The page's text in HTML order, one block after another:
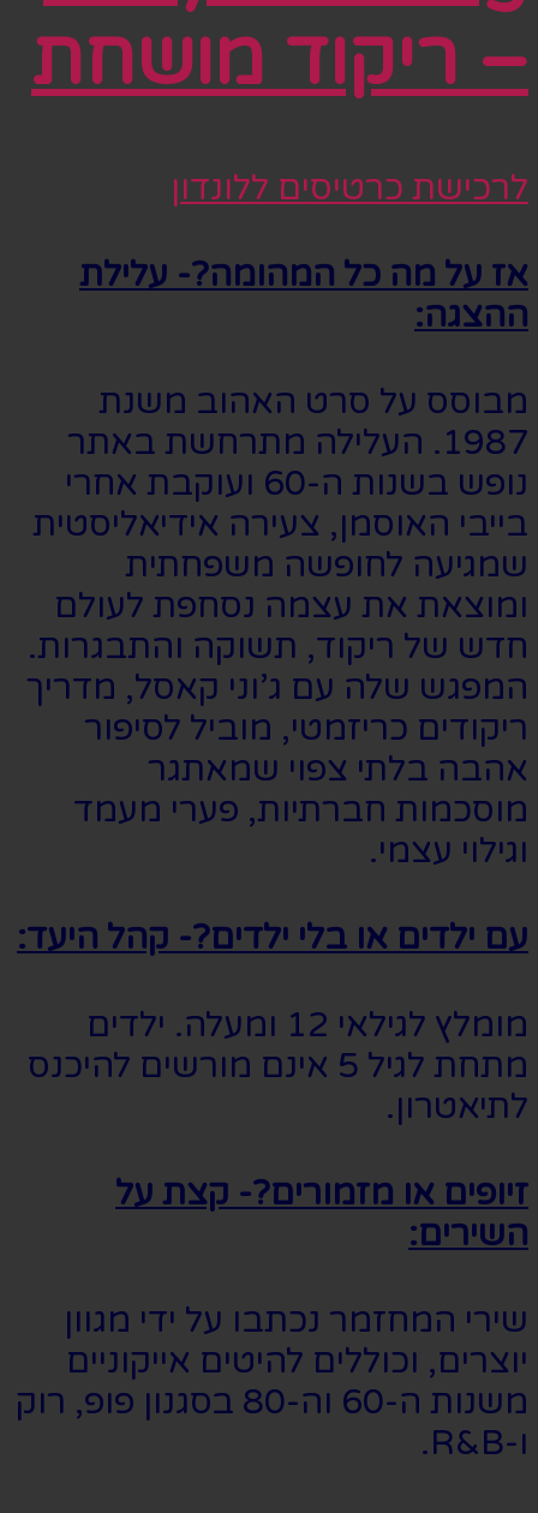
– ריקוד מושחת
לרכישת כרטיסים ללונדון
אז על מה כל המהומה?- עלילת
ההצגה:
מבוסס על סרט האהוב משנת
1987. העלילה מתרחשת באתר
נופש בשנות ה-60 ועוקבת אחרי
בייבי האוסמן, צעירה אידיאליסטית
שמגיעה לחופשה משפחתית
ומוצאת את עצמה נסחפת לעולם
חדש של ריקוד, תשוקה והתבגרות.
המפגש שלה עם ג’וני קאסל, מדריך
ריקודים כריזמטי, מוביל לסיפור
אהבה בלתי צפוי שמאתגר
מוסכמות חברתיות, פערי מעמד
וגילוי עצמי.
עם ילדים או בלי ילדים?- קהל היעד:
מומלץ לגילאי 12 ומעלה. ילדים
מתחת לגיל 5 אינם מורשים להיכנס
לתיאטרון.
זיופים או מזמורים?- קצת על
השירים:
שירי המחזמר נכתבו על ידי מגוון
יוצרים, וכוללים להיטים אייקוניים
משנות ה-60 וה-80 בסגנון פופ, רוק
ו-R&B.